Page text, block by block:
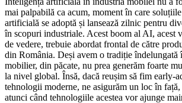
mai palpabilă ca acum, moment în care
artificială se adoptă și lansează zilnic pentru
în scopuri industriale. Acest boom al AI, acest
de vedere, trebuie abordat frontal de către
din România. Deși avem o tradiție îndelungată
mobilier, din păcate, nu prea generăm foarte
la nivel global. Însă, dacă reușim să fim early-
tehnologii moderne, ne asigurăm un loc în
atunci când tehnologiile acestea vor ajunge